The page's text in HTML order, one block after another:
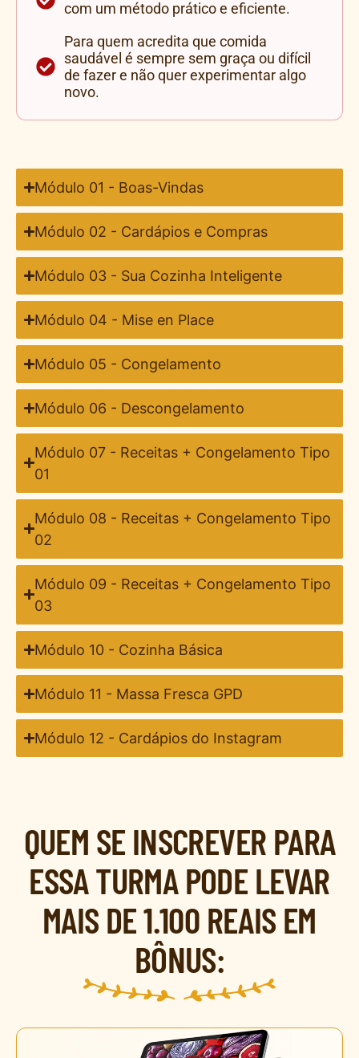
com um método prático e eficiente.
Para quem acredita que comida
saudável é sempre sem graça ou difícil
de fazer e não quer experimentar algo
novo.
Módulo 01 - Boas-Vindas
Módulo 02 - Cardápios e Compras
Módulo 03 - Sua Cozinha Inteligente
Módulo 04 - Mise en Place
Módulo 05 - Congelamento
Módulo 06 - Descongelamento
Módulo 07 - Receitas + Congelamento Tipo
01
Módulo 08 - Receitas + Congelamento Tipo
02
Módulo 09 - Receitas + Congelamento Tipo
03
Módulo 10 - Cozinha Básica
Módulo 11 - Massa Fresca GPD
Módulo 12 - Cardápios do Instagram
QUEM SE INSCREVER PARA
ESSA TURMA PODE LEVAR
MAIS DE 1.100 REAIS EM
BÔNUS: